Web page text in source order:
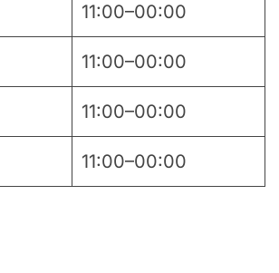
11:00–00:00
11:00–00:00
11:00–00:00
11:00–00:00